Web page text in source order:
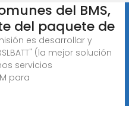
del BMS,
del paquete de
es desarrollar y
(la mejor solución
servicios
para